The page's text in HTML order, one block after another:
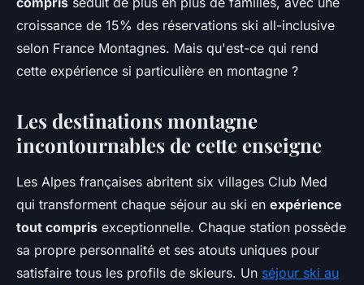
Lucie•23 octobre 2025•5 min de lecture
croissance de 15% des réservations ski all-inclusive
selon France Montagnes. Mais qu'est-ce qui rend
cette expérience si particulière en montagne ?
Les destinations montagne
incontournables de cette enseigne
Les Alpes françaises abritent six villages Club Med
qui transforment chaque séjour au ski en expérience
tout compris exceptionnelle. Chaque station possède
sa propre personnalité et ses atouts uniques pour
satisfaire tous les profils de skieurs. Un séjour ski au